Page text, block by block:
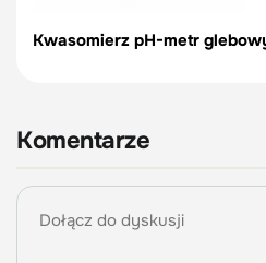
Kwasomierz pH-metr
Komentarze